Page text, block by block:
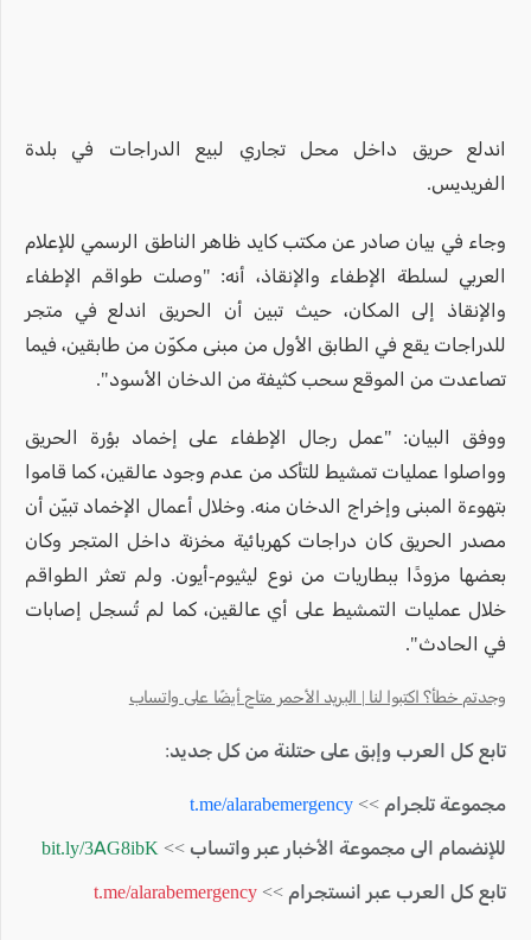
اندلع حريق داخل محل تجاري لبيع الدراجات في بلدة
الفريديس.
وجاء في بيان صادر عن مكتب كايد ظاهر الناطق الرسمي للإعلام
العربي لسلطة الإطفاء والإنقاذ، أنه: "وصلت طواقم الإطفاء
والإنقاذ إلى المكان، حيث تبين أن الحريق اندلع في متجر
للدراجات يقع في الطابق الأول من مبنى مكوّن من طابقين، فيما
تصاعدت من الموقع سحب كثيفة من الدخان الأسود".
ووفق البيان: "عمل رجال الإطفاء على إخماد بؤرة الحريق
وواصلوا عمليات تمشيط للتأكد من عدم وجود عالقين، كما قاموا
بتهوءة المبنى وإخراج الدخان منه. وخلال أعمال الإخماد تبيّن أن
مصدر الحريق كان دراجات كهربائية مخزنة داخل المتجر وكان
بعضها مزودًا ببطاريات من نوع ليثيوم-أيون. ولم تعثر الطواقم
خلال عمليات التمشيط على أي عالقين، كما لم تُسجل إصابات
في الحادث".
وجدتم خطأ؟ اكتبوا لنا | البريد الأحمر متاح أيضًا على واتساب
تابع كل العرب وإبق على حتلنة من كل جديد:
مجموعة تلجرام >> t.me/alarabemergency
للإنضمام الى مجموعة الأخبار عبر واتساب >> bit.ly/3AG8ibK
تابع كل العرب عبر انستجرام >> t.me/alarabemergency